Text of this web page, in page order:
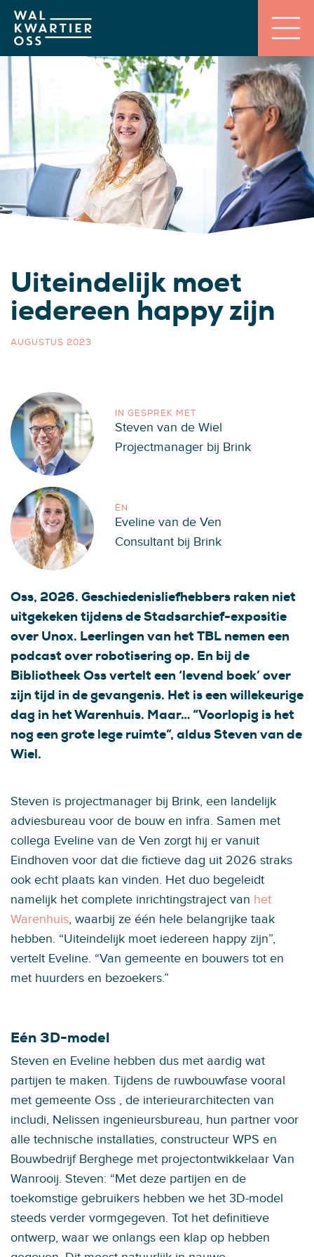
Uiteindelijk moet
iedereen happy zijn
AUGUSTUS 2023
IN GESPREK MET
Steven van de Wiel
Projectmanager bij Brink
ÈN
Eveline van de Ven
Consultant bij Brink
Oss, 2026. Geschiedenisliefhebbers raken niet
uitgekeken tijdens de Stadsarchief-expositie
over Unox. Leerlingen van het TBL nemen een
podcast over robotisering op. En bij de
Bibliotheek Oss vertelt een ‘levend boek’ over
zijn tijd in de gevangenis. Het is een willekeurige
dag in het Warenhuis. Maar… “Voorlopig is het
nog een grote lege ruimte”, aldus Steven van de
Wiel.
Steven is projectmanager bij Brink, een landelijk
adviesbureau voor de bouw en infra. Samen met
collega Eveline van de Ven zorgt hij er vanuit
Eindhoven voor dat die fictieve dag uit 2026 straks
ook echt plaats kan vinden. Het duo begeleidt
namelijk het complete inrichtingstraject van het
Warenhuis, waarbij ze één hele belangrijke taak
hebben. “Uiteindelijk moet iedereen happy zijn”,
vertelt Eveline. “Van gemeente en bouwers tot en
met huurders en bezoekers.”
Eén 3D-model
Steven en Eveline hebben dus met aardig wat
partijen te maken. Tijdens de ruwbouwfase vooral
met gemeente Oss , de interieurarchitecten van
includi, Nelissen ingenieursbureau, hun partner voor
alle technische installaties, constructeur WPS en
Bouwbedrijf Berghege met projectontwikkelaar Van
Wanrooij. Steven: “Met deze partijen en de
toekomstige gebruikers hebben we het 3D-model
steeds verder vormgegeven. Tot het definitieve
ontwerp, waar we onlangs een klap op hebben